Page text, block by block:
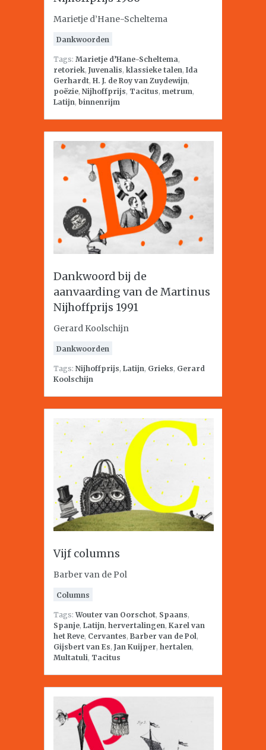
Marietje d’Hane-Scheltema
Dankwoorden
Tags: Marietje d’Hane-Scheltema,
retoriek, Juvenalis, klassieke talen, Ida
Gerhardt, H. J. de Roy van Zuydewijn,
poëzie, Nijhoffprijs, Tacitus, metrum,
Latijn, binnenrijm
Dankwoord bij de
aanvaarding van de Martinus
Nijhoffprijs 1991
Gerard Koolschijn
Dankwoorden
Tags: Nijhoffprijs, Latijn, Grieks, Gerard
Koolschijn
Vijf columns
Barber van de Pol
Columns
Tags:Wouter van Oorschot, Spaans,
Spanje, Latijn, hervertalingen, Karel van
het Reve, Cervantes, Barber van de Pol,
Gijsbert van Es, Jan Kuijper, hertalen,
Multatuli, Tacitus